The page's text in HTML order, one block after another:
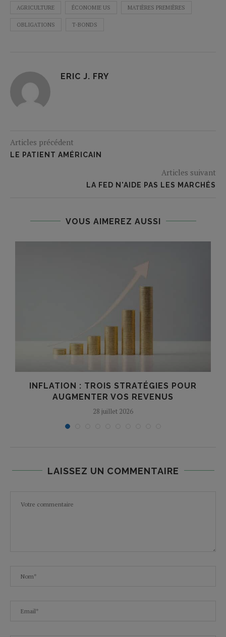
AGRICULTURE ÉCONOMIE US MATIÈRES PREMIÈRES
OBLIGATIONS T-BONDS
ERIC J. FRY
Articles précédent
LE PATIENT AMÉRICAIN
Articles suivant
LA FED N'AIDE PAS LES MARCHÉS
VOUS AIMEREZ AUSSI
INFLATION : TROIS STRATÉGIES POUR
AUGMENTER VOS REVENUS
28 juillet 2026
LAISSEZ UN COMMENTAIRE